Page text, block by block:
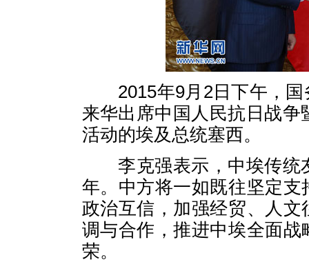
2015年9月2日下午，国
来华出席中国人民抗日战
活动的埃及总统塞西。
李克强表示，中埃传统
年。中方将一如既往坚定
政治互信，加强经贸、人
调与合作，推进中埃全面
荣。